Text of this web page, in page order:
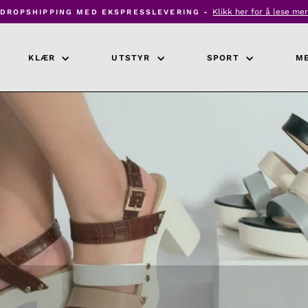
Pause
DROPSHIPPING MED EKSPRESSLEVERING - Klikk her for å lese mer
KLÆR UTSTYR SPORT